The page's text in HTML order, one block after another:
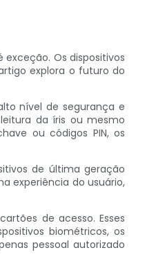
Os dispositivos
explora o futuro do
nível de segurança e
da íris ou mesmo
ou códigos PIN, os
de última geração
experiência do usuário,
de acesso. Esses
biométricos, os
pessoal autorizado